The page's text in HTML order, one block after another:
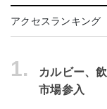
アクセスランキング
1.
カルビー、
市場参入